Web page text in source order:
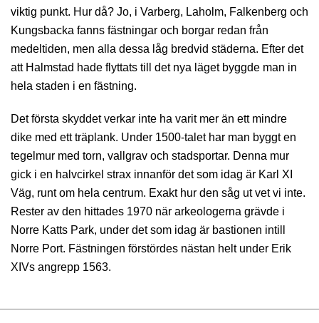
viktig punkt. Hur då? Jo, i Varberg, Laholm, Falkenberg och
Kungsbacka fanns fästningar och borgar redan från
medeltiden, men alla dessa låg bredvid städerna. Efter det
att Halmstad hade flyttats till det nya läget byggde man in
hela staden i en fästning.
Det första skyddet verkar inte ha varit mer än ett mindre
dike med ett träplank. Under 1500-talet har man byggt en
tegelmur med torn, vallgrav och stadsportar. Denna mur
gick i en halvcirkel strax innanför det som idag är Karl XI
Väg, runt om hela centrum. Exakt hur den såg ut vet vi inte.
Rester av den hittades 1970 när arkeologerna grävde i
Norre Katts Park, under det som idag är bastionen intill
Norre Port. Fästningen förstördes nästan helt under Erik
XIVs angrepp 1563.